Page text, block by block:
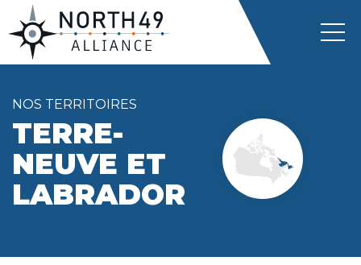
NOS TERRITOIRES
TERRE-
NEUVE ET
LABRADOR